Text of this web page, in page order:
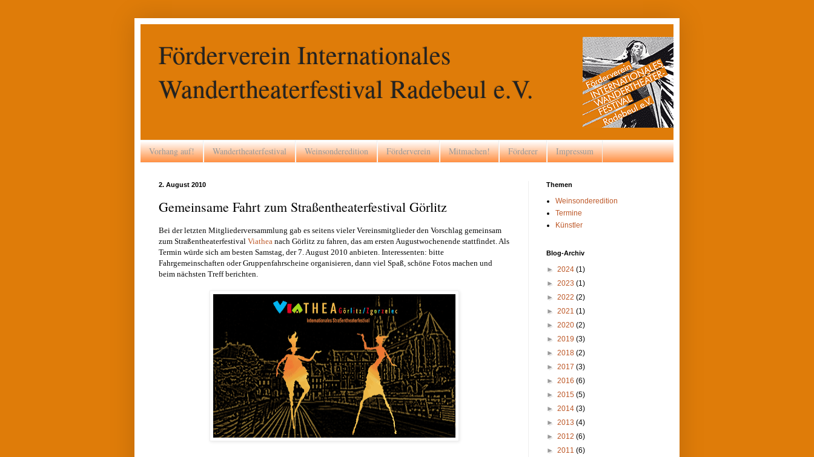
Förderverein Internationales
Wandertheaterfestival Radebeul e.V.
Vorhang auf! Wandertheaterfestival Weinsonderedition Förderverein Mitmachen! Förderer Impressum
2. August 2010
Gemeinsame Fahrt zum Straßentheaterfestival Görlitz
Bei der letzten Mitgliederversammlung gab es seitens vieler Vereinsmitglieder den Vorschlag gemeinsam
zum Straßentheaterfestival Viathea nach Görlitz zu fahren, das am ersten Augustwochenende stattfindet. Als
Termin würde sich am besten Samstag, der 7. August 2010 anbieten. Interessenten: bitte
Fahrgemeinschaften oder Gruppenfahrscheine organisieren, dann viel Spaß, schöne Fotos machen und
beim nächsten Treff berichten.
Themen
Weinsonderedition
Termine
Künstler
Blog-Archiv
► 2024 (1)
► 2023 (1)
► 2022 (2)
► 2021 (1)
► 2020 (2)
► 2019 (3)
► 2018 (2)
► 2017 (3)
► 2016 (6)
► 2015 (5)
► 2014 (3)
► 2013 (4)
► 2012 (6)
► 2011 (6)